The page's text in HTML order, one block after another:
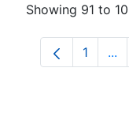
Showing 91 to
Page
1 ...